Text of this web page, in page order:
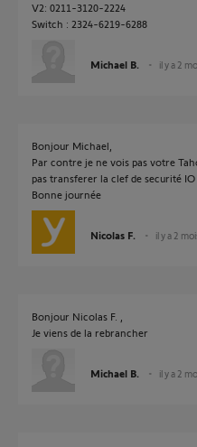
V2: 0211-3120-2224
Switch : 2324-6219-6288
Michael B. il y a 2
Bonjour Michael,
Par contre je ne vois pas votre
pas transferer la clef de securité IO
Bonne journée
Nicolas F. il y a 2
Bonjour Nicolas F. ,
Je viens de la rebrancher
Michael B. il y a 2